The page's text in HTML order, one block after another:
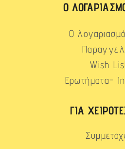
Ο
Ο
Wish
Ερωτήματα-
ΓΙΑ